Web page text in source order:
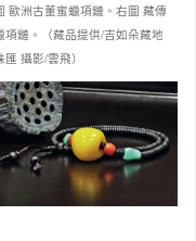
歐洲古董蜜蠟項鏈。右圖 藏傳
項鏈。
（藏品提供/吉如朵藏地
匯 攝影/雲飛）